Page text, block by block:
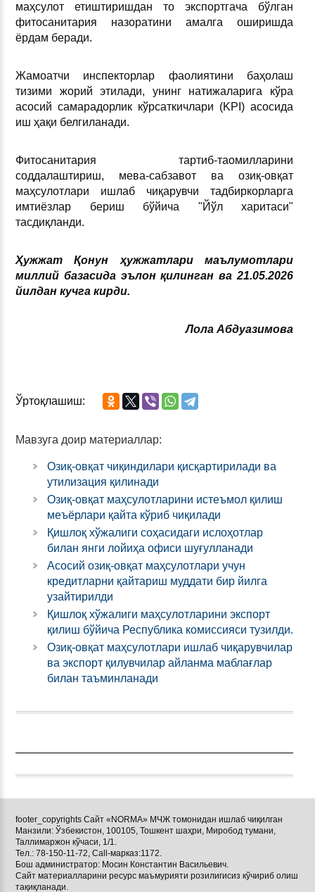
маҳсулот етиштиришдан то экспортгача бўлган
фитосанитария назоратини амалга оширишда
ёрдам беради.
Жамоатчи инспекторлар фаолиятини баҳолаш
тизими жорий этилади, унинг натижаларига кўра
асосий самарадорлик кўрсаткичлари (KPI) асосида
иш ҳақи белгиланади.
Фитосанитария тартиб-таомилларини
соддалаштириш, мева-сабзавот ва озиқ-овқат
маҳсулотлари ишлаб чиқарувчи тадбиркорларга
имтиёзлар бериш бўйича "Йўл харитаси"
тасдиқланди.
Ҳужжат Қонун ҳужжатлари маълумотлари
миллий базасида эълон қилинган ва 21.05.2026
йилдан кучга кирди.
Лола Абдуазимова
Ўртоқлашиш:
Мавзуга доир материаллар:
Озиқ-овқат чиқиндилари қисқартирилади ва
утилизация қилинади
Озиқ-овқат маҳсулотларини истеъмол қилиш
меъёрлари қайта кўриб чиқилади
Қишлоқ хўжалиги соҳасидаги ислоҳотлар
билан янги лойиҳа офиси шуғулланади
Асосий озиқ-овқат маҳсулотлари учун
кредитларни қайтариш муддати бир йилга
узайтирилди
Қишлоқ хўжалиги маҳсулотларини экспорт
қилиш бўйича Республика комиссияси тузилди.
Озиқ-овқат маҳсулотлари ишлаб чиқарувчилар
ва экспорт қилувчилар айланма маблағлар
билан таъминланади
footer_copyrights Сайт «NORMA» МЧЖ томонидан ишлаб чиқилган
Манзили: Ўзбекистон, 100105, Тошкент шаҳри, Миробод тумани,
Таллимаржон кўчаси, 1/1.
Тел.: 78-150-11-72, Call-марказ:1172.
Бош администратор: Мосин Константин Васильевич.
Сайт материалларини ресурс маъмурияти розилигисиз кўчириб олиш
тақиқланади.